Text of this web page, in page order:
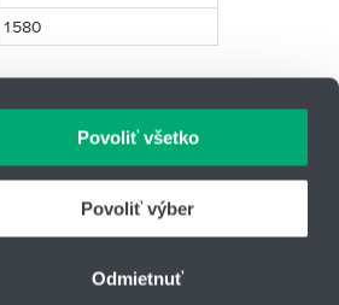
Povoliť všetko
Povoliť výber
Odmietnuť
1580
+421 903 447 245